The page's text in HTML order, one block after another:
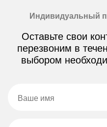
Индивидуальный
Оставьте свои
перезвоним в
выбором